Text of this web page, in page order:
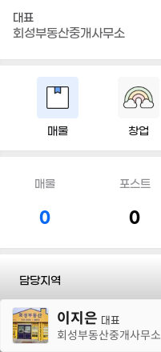
대표
회성부동산중개사무소
매물 창업
매물
0
포스트
0
담당지역
전화 이지은 대표
회성부동산중개사무소